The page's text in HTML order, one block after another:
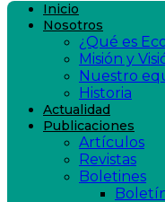
Inicio
Nosotros
¿Qué es
Misión y
Nuestro
Historia
Actualidad
Publicaciones
Artículos
Revistas
Boletines